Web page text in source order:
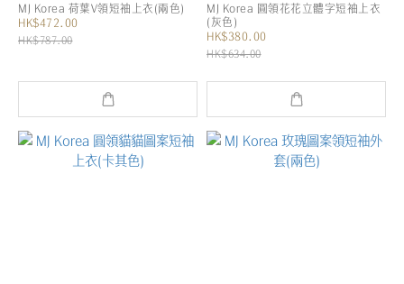
MJ Korea 荷葉V領短袖上衣(兩色)
HK$472.00
HK$787.00
MJ Korea 圓領花花立體字短袖上衣
(灰色)
HK$380.00
HK$634.00